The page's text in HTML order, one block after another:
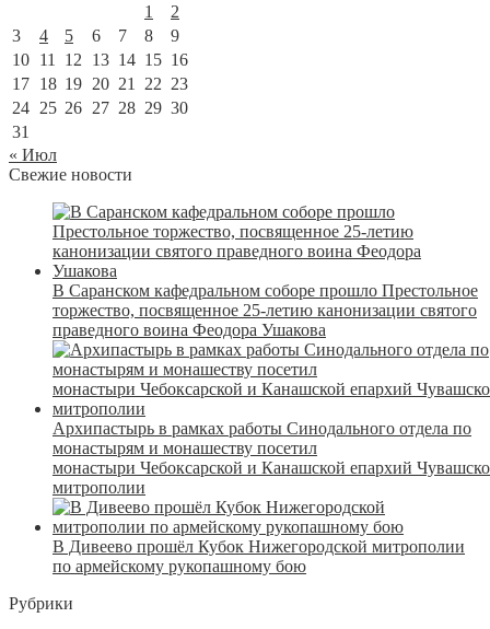
1
2
3
4 5 6 7 8
9
10 11 12 13 14 15 16
17 18 19 20 21 22 23
24 25 26 27 28 29 30
31
« Июл
Свежие новости
В Саранском кафедральном соборе прошло Престольное
торжество, посвященное 25-летию канонизации святого
праведного воина Феодора Ушакова
Архипастырь в рамках работы Синодального отдела по
монастырям и монашеству посетил
монастыри Чебоксарской и Канашской епархий
митрополии
В Дивеево прошёл Кубок Нижегородской митрополии
по армейскому рукопашному бою
Рубрики